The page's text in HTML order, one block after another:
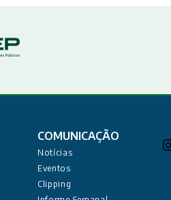
COMUNICAÇÃO
Notícias
Eventos
Clipping